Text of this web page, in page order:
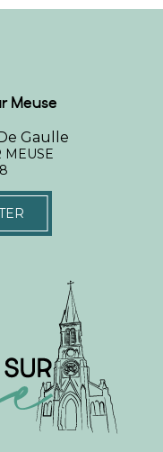
Meuse
Gaulle
MEUSE